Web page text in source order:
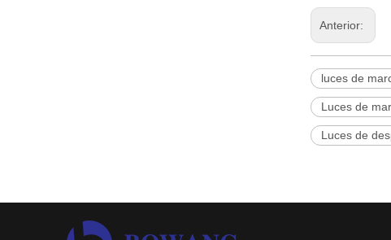
Anterior:
luces de
Luces de
Luces de